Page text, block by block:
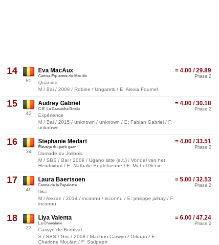
14
85
= 4.00 / 29.89
Phase 2
Eva MacAux
Centre Equestre du Moulin
Quanida
M / Bai / 2009 / Robine / Ungaretti / E: Alexia Fournel
15
43
= 4.00 / 30.18
Phase 2
Audrey Gabriel
C.E. La Cravache Dorée
Expérience
M / Bai / 2015 / unknown / unknown / E: Fabian Gabriel / F:
unknown
16
34
= 4.00 / 33.51
Phase 2
Stephanie Medart
Élevage du petit geer
Damode du Jolibois
M / SBS / Bai / 2009 / Ugano sitte (e.t.) / Vondel van het
Hendrixhof / E: Nathalie Englebienne / F: Michel Genin
17
49
= 5.00 / 32.53
Phase 2
Laura Baertsoen
Ferme de la Papelotte
flika
M / Alezan / 2014 / inconnu / inconnu / E: philippe jalhay / F:
inconnu
18
23
= 6.00 / 47.24
Phase 2
Liya Valenta
La Chevalerie
Carwyn de Bornival
S / SBS / Gris / 2008 / Machno Carwyn / Orkaan / E:
Charlotte Moulart / F: Stalpaert